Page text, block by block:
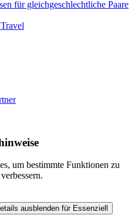
für gleichgeschlechtliche Paare
um bestimmte Funktionen zu
ausblenden für Essenziell